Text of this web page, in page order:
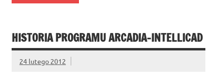
HISTORIA PROGRAMU ARCADIA-INTELLICAD
24 lutego 2012